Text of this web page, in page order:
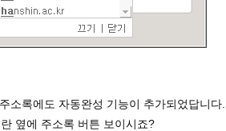
소록에도 자동완성 기능이 추가되었답니다.
옆에 주소록 버튼 보이시죠?